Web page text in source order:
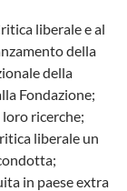
liberale e al
della
della
Fondazione;
ricerche;
liberale un
in paese extra